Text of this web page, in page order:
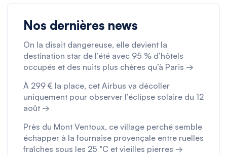
Nos dernières news
On la disait dangereuse, elle devient la
destination star de l’été avec 95 % d’hôtels
occupés et des nuits plus chères qu’à Paris →
À 299 € la place, cet Airbus va décoller
uniquement pour observer l’éclipse solaire du 12
août →
Près du Mont Ventoux, ce village perché semble
échapper à la fournaise provençale entre ruelles
fraîches sous les 25 °C et vieilles pierres →